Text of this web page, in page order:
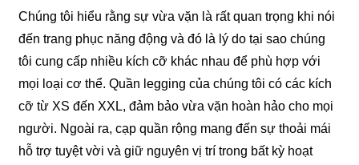
Chúng tôi hiểu rằng sự vừa vặn là rất quan trọng khi nói
đến trang phục năng động và đó là lý do tại sao chúng
tôi cung cấp nhiều kích cỡ khác nhau để phù hợp với
mọi loại cơ thể. Quần legging của chúng tôi có các kích
cỡ từ XS đến XXL, đảm bảo vừa vặn hoàn hảo cho mọi
người. Ngoài ra, cạp quần rộng mang đến sự thoải mái
hỗ trợ tuyệt vời và giữ nguyên vị trí trong bất kỳ hoạt